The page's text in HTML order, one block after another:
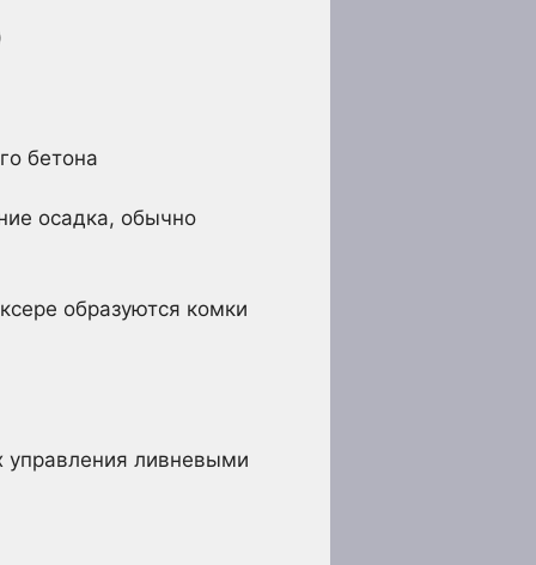
бетона
осадка, обычно
образуются комки
управления ливневыми